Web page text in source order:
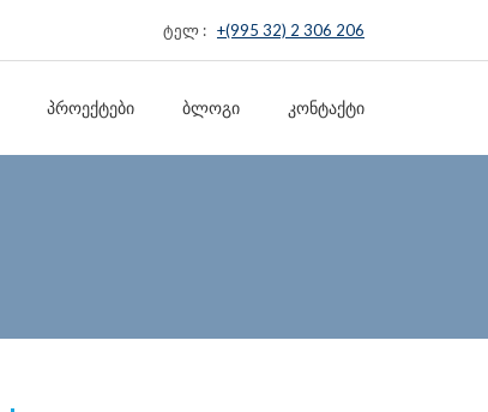
ტელ : +(995 32) 2 306 206
ᲞᲠᲝᲔᲥᲢᲔᲑᲘ ᲑᲚᲝᲒᲘ ᲙᲝᲜᲢᲐᲥᲢᲘ